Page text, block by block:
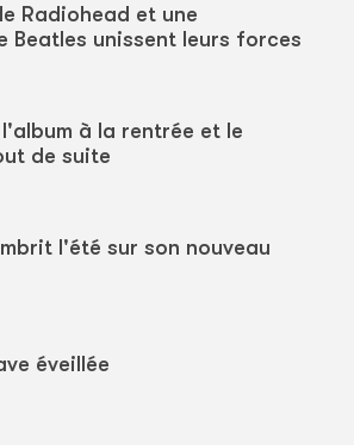
Radiohead et une
Beatles unissent leurs forces
à la rentrée et le
de suite
l'été sur son nouveau
éveillée